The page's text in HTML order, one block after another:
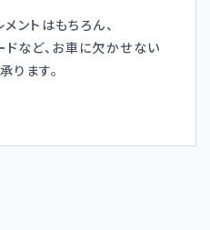
ントはもちろん、
など、お車に欠かせない
ります。